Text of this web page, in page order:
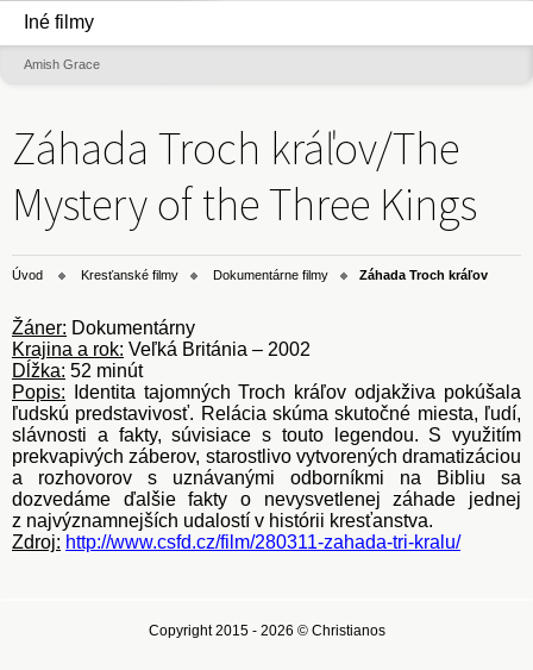
Iné filmy
Amish Grace
Záhada Troch kráľov/The
Mystery of the Three Kings
Úvod Kresťanské filmy Dokumentárne filmy Záhada Troch kráľov
Žáner: Dokumentárny
Krajina a rok: Veľká Británia – 2002
Dĺžka: 52 minút
Popis: Identita tajomných Troch kráľov odjakživa pokúšala
ľudskú predstavivosť. Relácia skúma skutočné miesta, ľudí,
slávnosti a fakty, súvisiace s touto legendou. S využitím
prekvapivých záberov, starostlivo vytvorených dramatizáciou
a rozhovorov s uznávanými odborníkmi na Bibliu sa
dozvedáme ďalšie fakty o nevysvetlenej záhade jednej
z najvýznamnejších udalostí v histórii kresťanstva.
Zdroj: http://www.csfd.cz/film/280311-zahada-tri-kralu/
Copyright 2015 - 2026 © Christianos